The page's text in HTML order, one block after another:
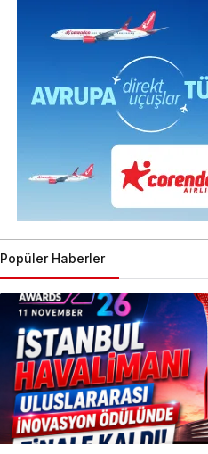
Popüler Haberler